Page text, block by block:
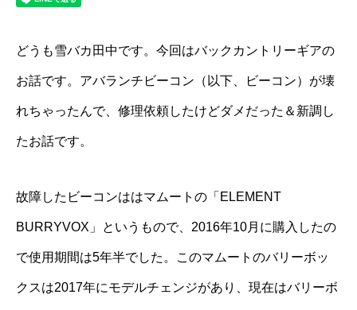
どうも雪バカ田中です。今回はバックカントリーギアの
お話です。アバランチビーコン（以下、ビーコン）が壊
れちゃったんで、修理依頼したけどダメだった＆新調し
たお話です。
故障したビーコンははマムートの「 ELEMENT
BURRYVOX」というもので、2016年10月に購入したの
で使用期間は5年半でした。 このマムートのバリーボッ
クスは2017年にモデルチェンジがあり、現在はバリーボ